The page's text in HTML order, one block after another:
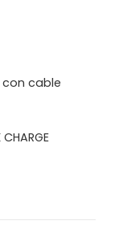
con cable